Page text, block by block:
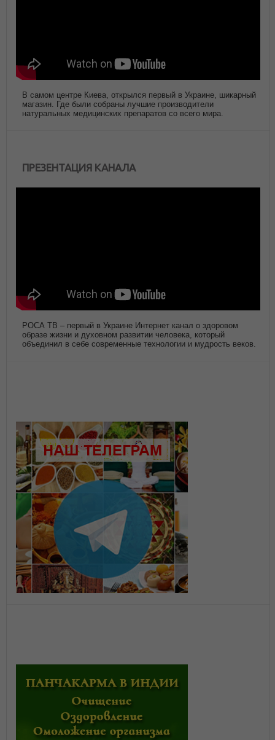
В самом центре Киева, открылся первый в Украине, шикарный
магазин. Где были собраны лучшие производители
натуральных медицинских препаратов со всего мира.
ПРЕЗЕНТАЦИЯ КАНАЛА
РОСА ТВ – первый в Украине Интернет канал о здоровом
образе жизни и духовном развитии человека, который
объединил в себе современные технологии и мудрость веков.